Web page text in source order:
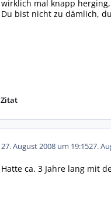
wirklich mal knapp
Du bist nicht zu dämlich,
Zitat
27. August 2008 um 19:1527.
Hatte ca. 3 Jahre lang mit